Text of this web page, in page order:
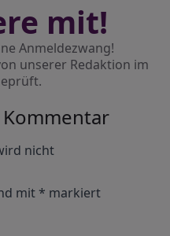
mit!
Anmeldezwang!
unserer Redaktion im
nicht
mit* markiert